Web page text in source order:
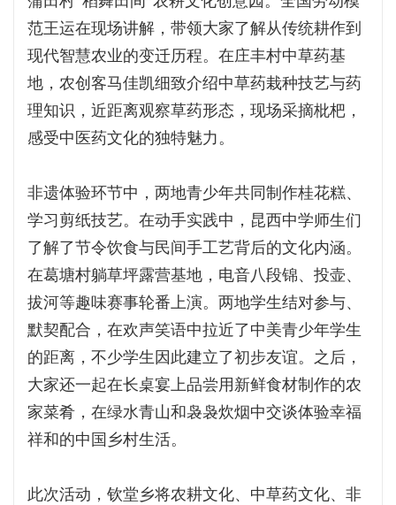
范王运在现场讲解，带领大家了解从传统耕作到
现代智慧农业的变迁历程。在庄丰村中草药基
地，农创客马佳凯细致介绍中草药栽种技艺与药
理知识，近距离观察草药形态，现场采摘枇杷，
感受中医药文化的独特魅力。
非遗体验环节中，两地青少年共同制作桂花糕、
学习剪纸技艺。在动手实践中，昆西中学师生们
了解了节令饮食与民间手工艺背后的文化内涵。
在葛塘村躺草坪露营基地，电音八段锦、投壶、
拔河等趣味赛事轮番上演。两地学生结对参与、
默契配合，在欢声笑语中拉近了中美青少年学生
的距离，不少学生因此建立了初步友谊。之后，
大家还一起在长桌宴上品尝用新鲜食材制作的农
家菜肴，在绿水青山和袅袅炊烟中交谈体验幸福
祥和的中国乡村生活。
此次活动，钦堂乡将农耕文化、中草药文化、非